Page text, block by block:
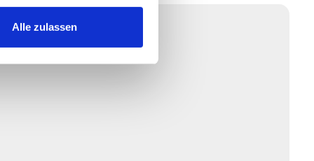
Rahmen Ihrer Nutzung
Alle zulassen